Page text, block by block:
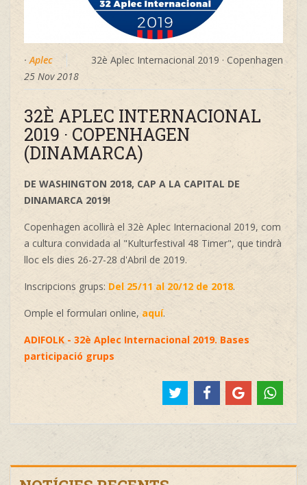
32è Aplec Internacional 2019 · Copenhagen
·Aplec
25 Nov 2018
32È APLEC INTERNACIONAL
2019 · COPENHAGEN
(DINAMARCA)
DE WASHINGTON 2018, CAP A LA CAPITAL DE
DINAMARCA 2019!
Copenhagen acollirà el 32è Aplec Internacional 2019, com
a cultura convidada al "Kulturfestival 48 Timer", que tindrà
lloc els dies 26-27-28 d'Abril de 2019.
Inscripcions grups: Del 25/11 al 20/12 de 2018.
Omple el formulari online, aquí.
ADIFOLK - 32è Aplec Internacional 2019. Bases
participació grups